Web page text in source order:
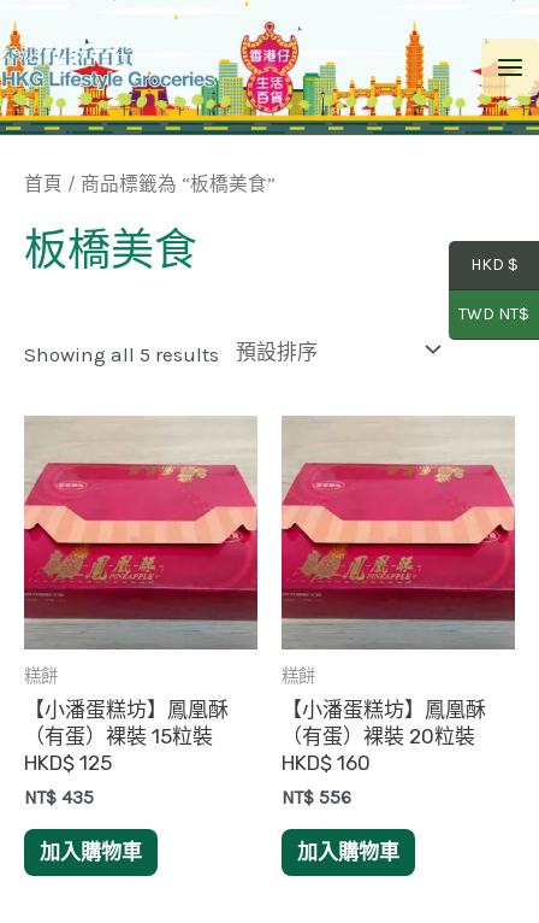
Skip
to
content
首頁 / 商品標籤為 “板橋美食”
板橋美食
Showing all 5 results
糕餅
【小潘蛋糕坊】鳳凰酥
（有蛋）裸裝 15粒裝
HKD$ 125
NT$ 435
加入購物車
糕餅
【小潘蛋糕坊】鳳凰酥
（有蛋）裸裝 20粒裝
HKD$ 160
NT$ 556
加入購物車
HKD $
TWD NT$